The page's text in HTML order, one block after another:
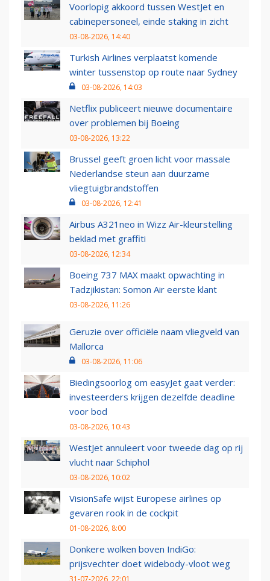
Voorlopig akkoord tussen WestJet en
cabinepersoneel, einde staking in zicht
03-08-2026, 14:40
Turkish Airlines verplaatst komende
winter tussenstop op route naar Sydney
03-08-2026, 14:03
Netflix publiceert nieuwe documentaire
over problemen bij Boeing
03-08-2026, 13:22
Brussel geeft groen licht voor massale
Nederlandse steun aan duurzame
vliegtuigbrandstoffen
03-08-2026, 12:41
Airbus A321neo in Wizz Air-kleurstelling
beklad met graffiti
03-08-2026, 12:34
Boeing 737 MAX maakt opwachting in
Tadzjikistan: Somon Air eerste klant
03-08-2026, 11:26
Geruzie over officiële naam vliegveld van
Mallorca
03-08-2026, 11:06
Biedingsoorlog om easyJet gaat verder:
investeerders krijgen dezelfde deadline
voor bod
03-08-2026, 10:43
WestJet annuleert voor tweede dag op rij
vlucht naar Schiphol
03-08-2026, 10:02
VisionSafe wijst Europese airlines op
gevaren rook in de cockpit
01-08-2026, 8:00
Donkere wolken boven IndiGo:
prijsvechter doet widebody-vloot weg
31-07-2026, 22:01